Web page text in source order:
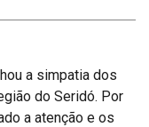
a simpatia dos
do Seridó. Por
a atenção e os